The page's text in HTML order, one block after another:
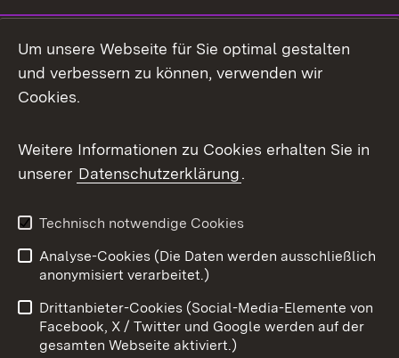
Facebook
X / Twitter
Youtube
Impressum
Kontakt
Barrierefreiheit
Datenschutz
Cookies
Um unsere Webseite für Sie optimal gestalten
und verbessern zu können, verwenden wir
Cookies.
Weitere Informationen zu Cookies erhalten Sie in
unserer Datenschutzerklärung.
Technisch notwendige Cookies
Analyse-Cookies (Die Daten werden ausschließlich
anonymisiert verarbeitet.)
Drittanbieter-Cookies (Social-Media-Elemente von
Facebook, X / Twitter und Google werden auf der
gesamten Webseite aktiviert.)